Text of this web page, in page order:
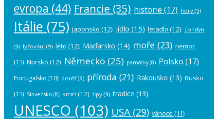
evropa (44) Francie (35) historie (17) hory (9)
Itálie (75) japonsko (12) jídlo (15) letadlo (12) Londýn
(9) lyžování (9) léto (12) Maďarsko (14) moře (23) nemoc
(11) Norsko (12) Německo (25) památky(8) Polsko (17)
Portugalsko (10) poušť(9) příroda (21) Rakousko (13) Rusko
(11) Slovensko (8) smrt(12) tipy (9) tradice (13)
UNESCO (103) USA (29) vánoce (11)